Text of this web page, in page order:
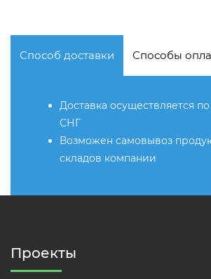
Способ доставки Способы
Доставка осуществляется
СНГ
Возможен самовывоз
складов компании
Проекты